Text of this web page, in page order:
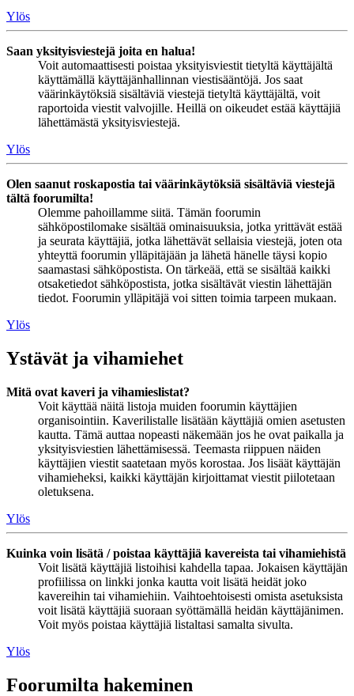
Ylös
Saan yksityisviestejä joita en halua!
Voit automaattisesti poistaa yksityisviestit tietyltä käyttäjältä
käyttämällä käyttäjänhallinnan viestisääntöjä. Jos saat
väärinkäytöksiä sisältäviä viestejä tietyltä käyttäjältä, voit
raportoida viestit valvojille. Heillä on oikeudet estää käyttäjiä
lähettämästä yksityisviestejä.
Ylös
Olen saanut roskapostia tai väärinkäytöksiä sisältäviä viestejä
tältä foorumilta!
Olemme pahoillamme siitä. Tämän foorumin
sähköpostilomake sisältää ominaisuuksia, jotka yrittävät estää
ja seurata käyttäjiä, jotka lähettävät sellaisia viestejä, joten ota
yhteyttä foorumin ylläpitäjään ja lähetä hänelle täysi kopio
saamastasi sähköpostista. On tärkeää, että se sisältää kaikki
otsaketiedot sähköpostista, jotka sisältävät viestin lähettäjän
tiedot. Foorumin ylläpitäjä voi sitten toimia tarpeen mukaan.
Ylös
Ystävät ja vihamiehet
Mitä ovat kaveri ja vihamieslistat?
Voit käyttää näitä listoja muiden foorumin käyttäjien
organisointiin. Kaverilistalle lisätään käyttäjiä omien asetusten
kautta. Tämä auttaa nopeasti näkemään jos he ovat paikalla ja
yksityisviestien lähettämisessä. Teemasta riippuen näiden
käyttäjien viestit saatetaan myös korostaa. Jos lisäät käyttäjän
vihamieheksi, kaikki käyttäjän kirjoittamat viestit piilotetaan
oletuksena.
Ylös
Kuinka voin lisätä / poistaa käyttäjiä kavereista tai vihamiehistä
Voit lisätä käyttäjiä listoihisi kahdella tapaa. Jokaisen käyttäjän
profiilissa on linkki jonka kautta voit lisätä heidät joko
kavereihin tai vihamiehiin. Vaihtoehtoisesti omista asetuksista
voit lisätä käyttäjiä suoraan syöttämällä heidän käyttäjänimen.
Voit myös poistaa käyttäjiä listaltasi samalta sivulta.
Ylös
Foorumilta hakeminen